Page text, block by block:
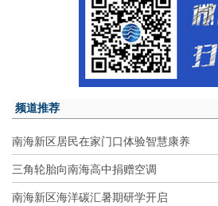
频道推荐
南海新区居民在家门口体验智慧康养
三角轮胎向南海高中捐赠空调
南海新区海洋碳汇暑期研学开启